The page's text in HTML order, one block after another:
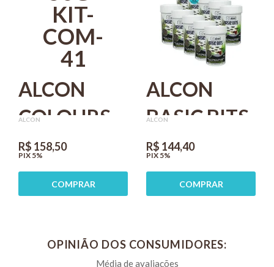
ALCON
COLOURS
FLOCOS
50G KIT
COM 4
ALCON
R$ 158,50
PIX 5%
COMPRAR
ALCON
BASIC BITS
30G PARA
PEIXES
TROPICAIS
ALCON
R$ 144,40
PIX 5%
COMPRAR
OPINIÃO DOS CONSUMIDORES: